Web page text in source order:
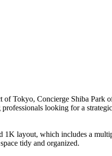
Tokyo, Concierge Shiba Park
looking for a
1K layout, which includes a
tidy and organized.